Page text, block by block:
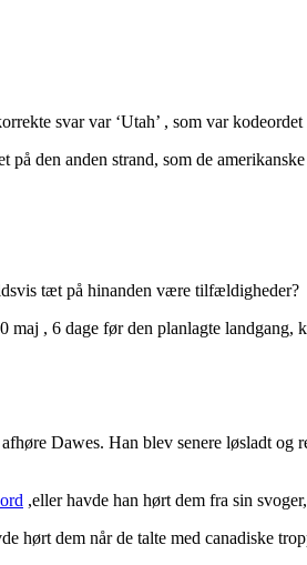
svar var ‘Utah’ , som var
den anden strand, som de
tæt på hinanden være tilfældigheder?
maj , 6 dage før den planlagte
Dawes. Han blev senere løsladt
,eller havde han hørt dem fra sin
hørt dem når de talte med canadiske